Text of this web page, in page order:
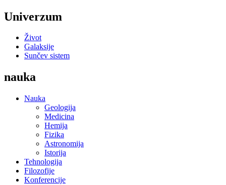
Univerzum
Život
Galaksije
Sunčev sistem
nauka
Nauka
Geologija
Medicina
Hemija
Fizika
Astronomija
Istorija
Tehnologija
Filozofije
Konferencije